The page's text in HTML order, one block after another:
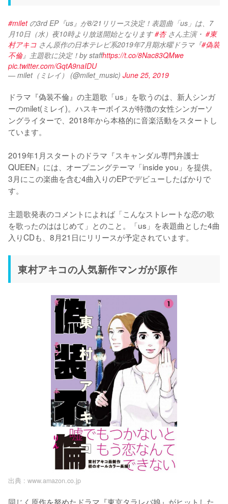
#milet の3rd EP『us』が8/21リリース決定！表題曲「us」は、7
月10日（水）夜10時より放送開始となります #杏 さん主演・ #東
村アキコ さん原作の日本テレビ系2019年7月期水曜ドラマ『#偽装
不倫』主題歌に決定！by staffhttps://t.co/8Nac83QMwe
pic.twitter.com/GqtA9naIDU
— milet（ミレイ） (@milet_music) June 25, 2019
ドラマ『偽装不倫』の主題歌「us」を歌うのは、新人シンガ
ーのmilet(ミレイ)。ハスキーボイスが特徴の女性シンガーソ
ングライターで、2018年から本格的に音楽活動をスタートし
ています。
2019年1月スタートのドラマ『スキャンダル専門弁護士
QUEEN』には、オープニングテーマ「inside you」を提供。
3月にこの楽曲を含む4曲入りのEPでデビューしたばかりで
す。
主題歌発表のコメントによれば「こんなストレートな恋の歌
を歌ったのははじめて」とのこと。「us」を表題曲とした4曲
入りCDも、8月21日にリリースが予定されています。
東村アキコの人気新作マンガが原作
出典 : www.amazon.co.jp
同じく原作を努めたドラマ『東京タラレバ娘』がヒットした